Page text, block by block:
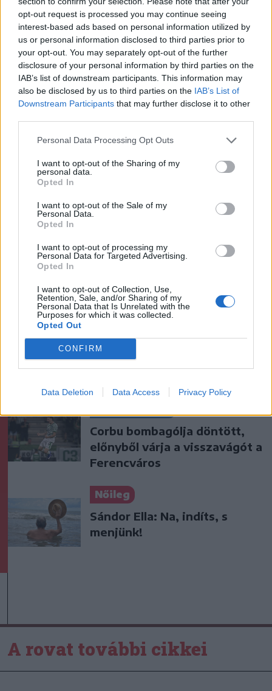
opt-out request is processed you may continue seeing
interest-based ads based on personal information utilized by
us or personal information disclosed to third parties prior to
your opt-out. You may separately opt-out of the further
disclosure of your personal information by third parties on the
IAB’s list of downstream participants. This information may
also be disclosed by us to third parties on the IAB’s List of
Downstream Participants that may further disclose it to other
Personal Data Processing Opt Outs
I want to opt-out of the Sharing of my
personal data.
Opted In
I want to opt-out of the Sale of my
Personal Data.
Opted In
I want to opt-out of processing my
Personal Data for Targeted Advertising.
Opted In
I want to opt-out of Collection, Use,
Retention, Sale, and/or Sharing of my
Personal Data that Is Unrelated with the
Purposes for which it was collected.
Opted Out
CONFIRM
Data Deletion Data Access Privacy Policy
Ezek is érdekelhetik
Székelyhon
Tömegverekedés lett a szűk
mezőgazdasági úti vitából
Csatószegen
Életét vesztette két halász,
akiket villámcsapás ért a
Székely Sport
román és a magyar sajtó,
Krónika
Majka ügyvédje a romániai
telefonszámról érkezett
Corbu bombagólja döntött,
előnyből várja a visszavágót a
Ferencváros
Nőileg
Sándor Ella: Na, indíts, s
menjünk!
A rovat további cikkei